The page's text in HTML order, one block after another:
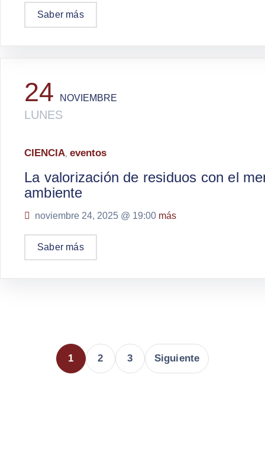
Saber más
24NOVIEMBRE
LUNES
CIENCIA eventos
La valorización de residuos con el
ambiente
noviembre 24, 2025 @ 19:00 más
Saber más
1 2 3 Siguiente